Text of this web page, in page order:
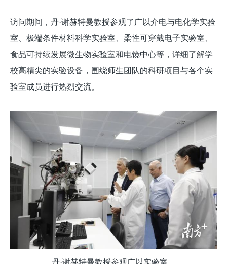
访问期间，丹·谢赫特曼教授参观了广以介电与电化学实验
室、极端条件材料科学实验室、柔性可穿戴电子实验室、
食品可持续发展微生物实验室和电镜中心等，详细了解学
校高精尖的实验设备，围绕师生团队的科研项目与各个实
验室成员进行热烈交流。